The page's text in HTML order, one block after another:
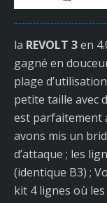
la REVOLT 3en
gagné en
plage
petite taille avec
est parfaitement
avons mis un
d’attaque ; les
(identique B3) ;
kit 4 lignes où